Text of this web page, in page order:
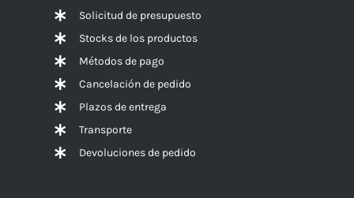
Solicitud de presupuesto
Stocks de los productos
Métodos de pago
Cancelación de pedido
Plazos de entrega
Transporte
Devoluciones de pedido